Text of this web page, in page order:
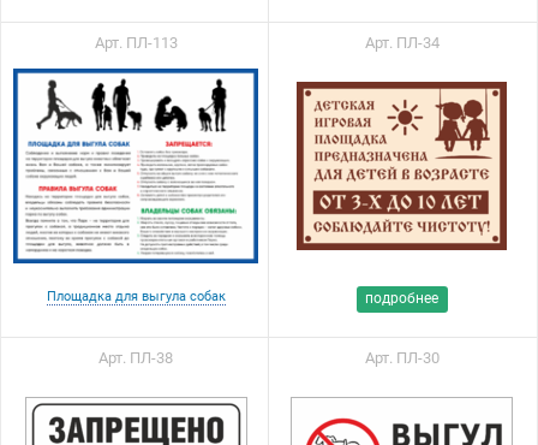
Арт. ПЛ-113
Площадка для выгула собак
Арт. ПЛ-34
подробнее
Арт. ПЛ-38 Арт. ПЛ-30